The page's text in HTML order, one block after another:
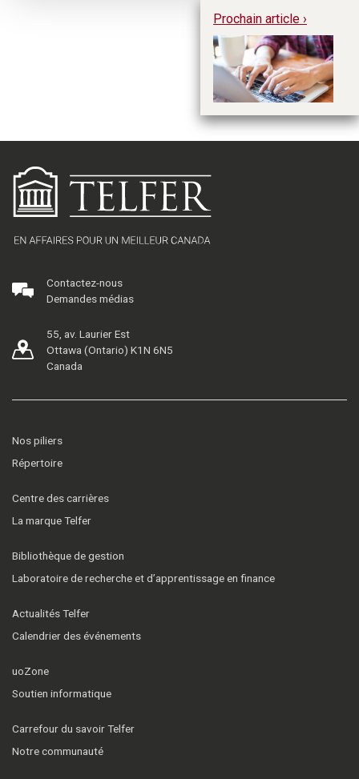
Prochain article ›
Contactez-nous
Demandes médias
55, av. Laurier Est
Ottawa (Ontario) K1N 6N5
Canada
Nos piliers
Répertoire
Centre des carrières
La marque Telfer
Bibliothèque de gestion
Laboratoire de recherche et d’apprentissage en finance
Actualités Telfer
Calendrier des événements
uoZone
Soutien informatique
Carrefour du savoir Telfer
Notre communauté